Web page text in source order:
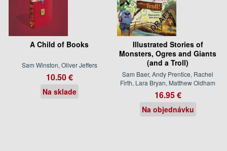
A Child of Books
Sam Winston, Oliver Jeffers
10.50 €
Na sklade
Illustrated Stories of
Monsters, Ogres and Giants
(and a Troll)
Sam Baer, Andy Prentice, Rachel
Firth, Lara Bryan, Matthew Oldham
16.95 €
Na objednávku